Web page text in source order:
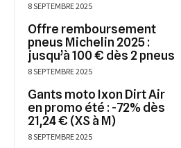
8 SEPTEMBRE 2025
Offre remboursement
pneus Michelin 2025 :
jusqu’à 100 € dès 2 pneus
8 SEPTEMBRE 2025
Gants moto Ixon Dirt Air
en promo été : -72% dès
21,24 € (XS à M)
8 SEPTEMBRE 2025